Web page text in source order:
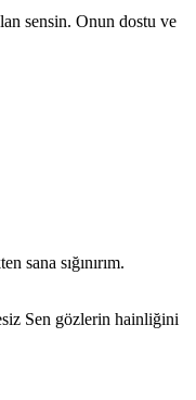
sensin. Onun dostu ve
sana sığınırım.
Sen gözlerin hainliğini